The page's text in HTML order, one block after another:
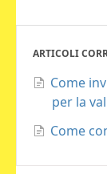
ARTICOLI
Come
per la
Come